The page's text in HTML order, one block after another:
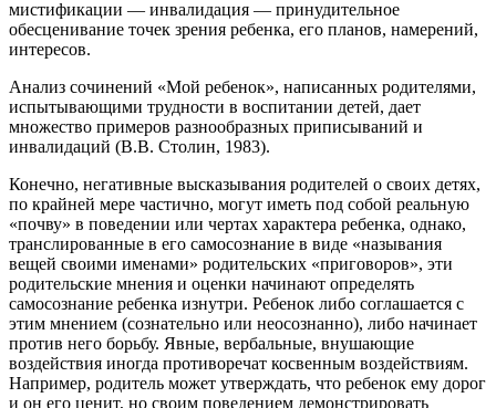
мистификации — инвалидация — принудительное
обесценивание точек зрения ребенка, его планов, намерений,
интересов.
Анализ сочинений «Мой ребенок», написанных родителями,
испытывающими трудности в воспитании детей, дает
множество примеров разнообразных приписываний и
инвалидаций (В.В. Столин, 1983).
Конечно, негативные высказывания родителей о своих детях,
по крайней мере частично, могут иметь под собой реальную
«почву» в поведении или чертах характера ребенка, однако,
транслированные в его самосознание в виде «называния
вещей своими именами» родительских «приговоров», эти
родительские мнения и оценки начинают определять
самосознание ребенка изнутри. Ребенок либо соглашается с
этим мнением (сознательно или неосознанно), либо начинает
против него борьбу. Явные, вербальные, внушающие
воздействия иногда противоречат косвенным воздействиям.
Например, родитель может утверждать, что ребенок ему дорог
и он его ценит, но своим поведением демонстрировать